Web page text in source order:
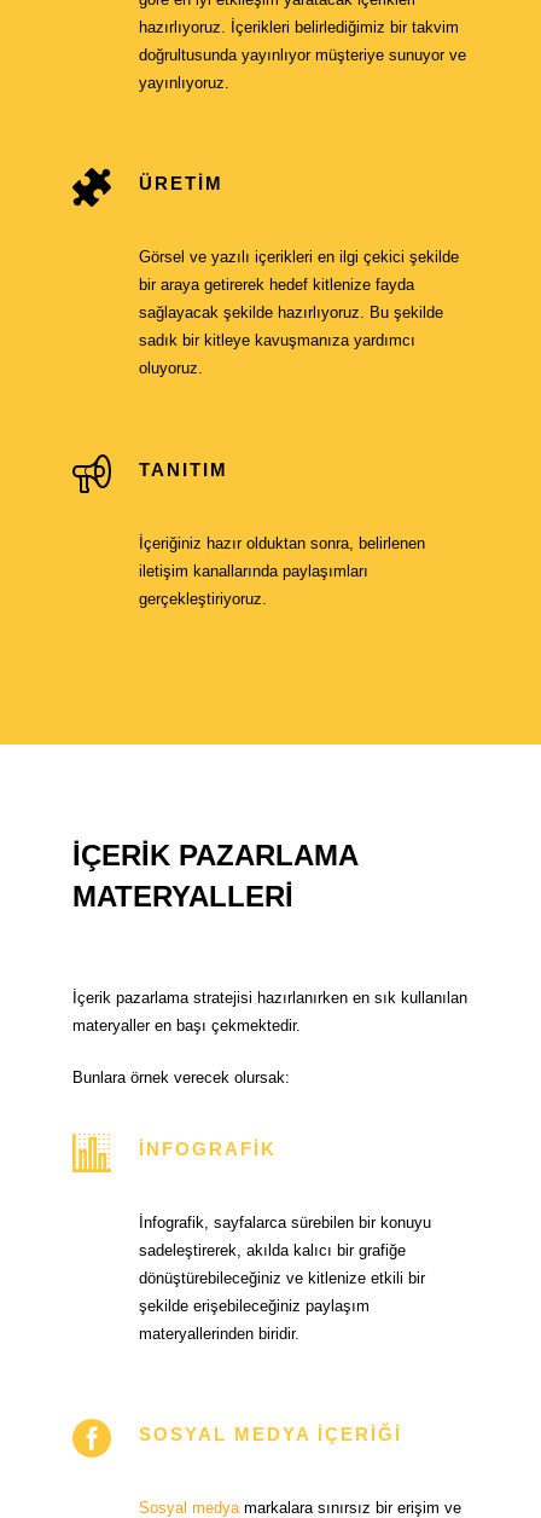
hazırlıyoruz. İçerikleri belirlediğimiz bir takvim
doğrultusunda yayınlıyor müşteriye sunuyor ve
yayınlıyoruz.
ÜRETIM
Görsel ve yazılı içerikleri en ilgi çekici şekilde
bir araya getirerek hedef kitlenize fayda
sağlayacak şekilde hazırlıyoruz. Bu şekilde
sadık bir kitleye kavuşmanıza yardımcı
oluyoruz.
TANITIM
İçeriğiniz hazır olduktan sonra, belirlenen
iletişim kanallarında paylaşımları
gerçekleştiriyoruz.
İÇERİK PAZARLAMA
MATERYALLERİ
İçerik pazarlama stratejisi hazırlanırken en sık kullanılan
materyaller en başı çekmektedir.
Bunlara örnek verecek olursak:
İNFOGRAFIK
İnfografik, sayfalarca sürebilen bir konuyu
sadeleştirerek, akılda kalıcı bir grafiğe
dönüştürebileceğiniz ve kitlenize etkili bir
şekilde erişebileceğiniz paylaşım
materyallerinden biridir.
SOSYAL MEDYA İÇERIĞI
Sosyal medyamarkalara sınırsız bir erişim ve